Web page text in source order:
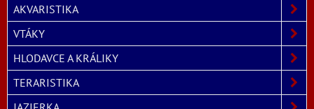
AKVARISTIKA
VTÁKY
HLODAVCE A KRÁLIKY
TERARISTIKA